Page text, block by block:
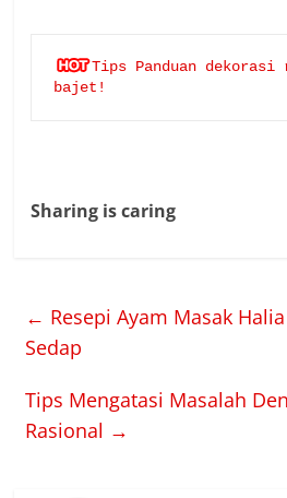
Tips Panduan dekorasi
bajet!
Sharing is caring
← Resepi Ayam Masak
Sedap
Tips Mengatasi Masalah
Rasional →